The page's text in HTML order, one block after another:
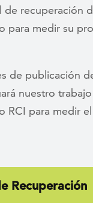
recuperación
para medir su
de publicación
nuestro
RCI para medir
Recuperación